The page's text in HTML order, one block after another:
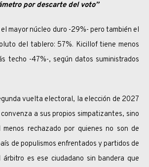
por descarte del voto”
núcleo duro -29%- pero también el
del tablero: 57%. Kicillof tiene menos
techo -47%-, según datos suministrados
vuelta electoral, la elección de 2027
a sus propios simpatizantes, sino
rechazado por quienes no son de
de populismos enfrentados y partidos de
es ese ciudadano sin bandera que